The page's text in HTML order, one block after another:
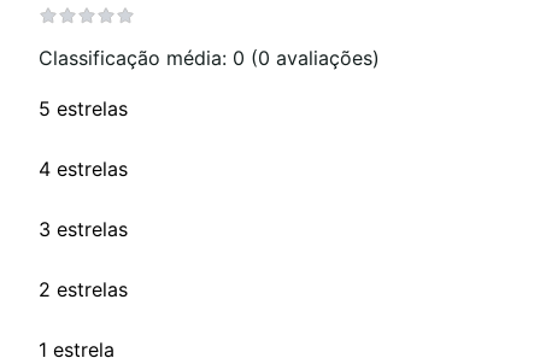
Classificação média: 0 (0 avaliações)
5 estrelas
4 estrelas
3 estrelas
2 estrelas
1 estrela